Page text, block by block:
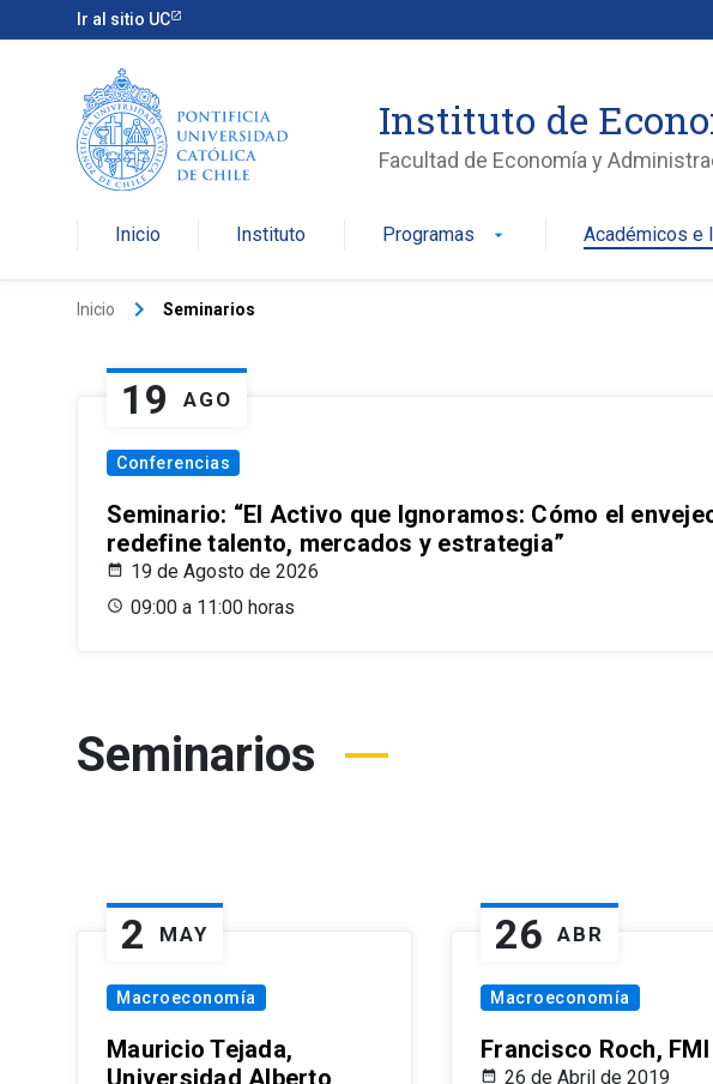
Ir al sitio UC
Instituto de
Facultad de Economía y
Inicio Instituto Programas arrow_drop_down Académicos e
Inicio keyboard_arrow_right Seminarios
19 AGO
Conferencias
Seminario: “El Activo que Ignoramos: Cómo el
redefine talento, mercados y estrategia”
19 de Agosto de 2026
09:00 a 11:00 horas
Seminarios
2 MAY
Macroeconomía
Mauricio Tejada,
26 ABR
Macroeconomía
Francisco Roch, FMI
26 de Abril de 2019